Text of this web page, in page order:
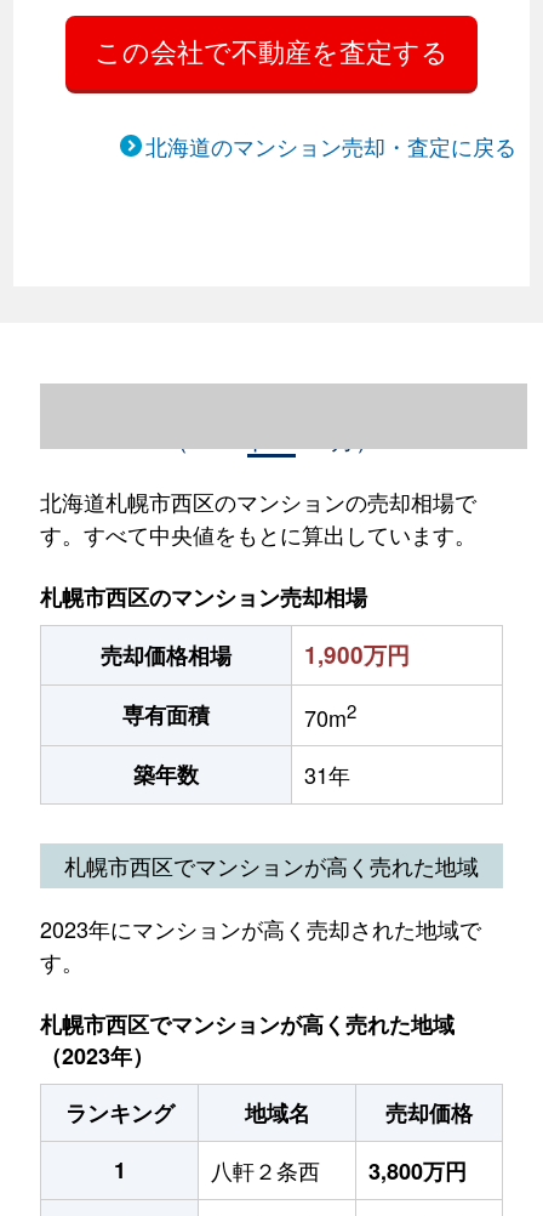
北海道のマンション売却・査定に戻る
北海道札幌市西区のマンションの売却相場で
す。すべて中央値をもとに算出しています。
札幌市西区のマンション売却相場
売却価格相場
1,900万円
専有面積 70m2
築年数 31年
札幌市西区でマンションが高く売れた地域
2023年にマンションが高く売却された地域で
す。
札幌市西区でマンションが高く売れた地域
（2023年）
ランキング
地域名
売却価格
1
八軒２条西
3,800万円